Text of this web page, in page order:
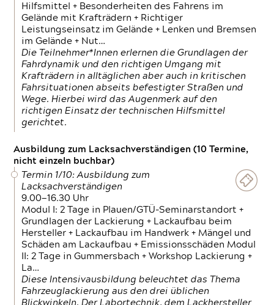
Hilfsmittel + Besonderheiten des Fahrens im
Gelände mit Krafträdern + Richtiger
Leistungseinsatz im Gelände + Lenken und Bremsen
im Gelände + Nut…
Die Teilnehmer*Innen erlernen die Grundlagen der
Fahrdynamik und den richtigen Umgang mit
Krafträdern in alltäglichen aber auch in kritischen
Fahrsituationen abseits befestigter Straßen und
Wege. Hierbei wird das Augenmerk auf den
richtigen Einsatz der technischen Hilfsmittel
gerichtet.
Ausbildung zum Lacksachverständigen (10 Termine,
nicht einzeln buchbar)
Termin 1/10: Ausbildung zum
Lacksachverständigen
9.00—16.30 Uhr
Modul I: 2 Tage in Plauen/GTÜ-Seminarstandort +
Grundlagen der Lackierung + Lackaufbau beim
Hersteller + Lackaufbau im Handwerk + Mängel und
Schäden am Lackaufbau + Emissionsschäden Modul
II: 2 Tage in Gummersbach + Workshop Lackierung +
La…
Diese Intensivausbildung beleuchtet das Thema
Fahrzeuglackierung aus den drei üblichen
Blickwinkeln. Der Labortechnik, dem Lackhersteller